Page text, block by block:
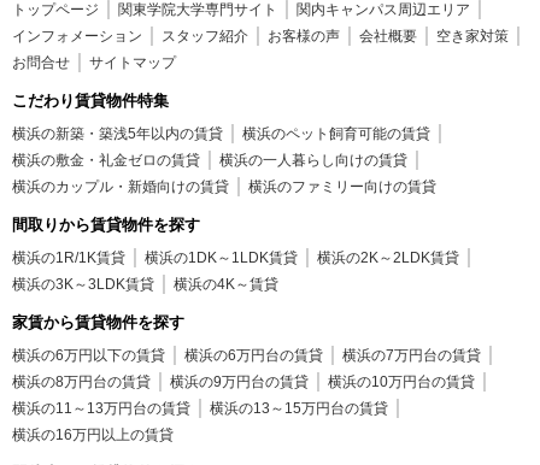
トップページ 関東学院大学専門サイト
関内キャンパス周辺エリア
インフォメーション
スタッフ紹介 お客様の声 会社概要
空き家対策
お問合せ
サイトマップ
こだわり賃貸物件特集
横浜の新築・築浅5年以内の賃貸
横浜のペット飼育可能の賃貸
横浜の敷金・礼金ゼロの賃貸
横浜の一人暮らし向けの賃貸
横浜のカップル・新婚向けの賃貸
横浜のファミリー向けの賃貸
間取りから賃貸物件を探す
横浜の1R/1K賃貸 横浜の1DK～1LDK賃貸
横浜の2K～2LDK賃貸
横浜の3K～3LDK賃貸
横浜の4K～賃貸
家賃から賃貸物件を探す
横浜の6万円以下の賃貸 横浜の6万円台の賃貸
横浜の7万円台の賃貸
横浜の8万円台の賃貸
横浜の9万円台の賃貸
横浜の10万円台の賃貸
横浜の11～13万円台の賃貸
横浜の13～15万円台の賃貸
横浜の16万円以上の賃貸